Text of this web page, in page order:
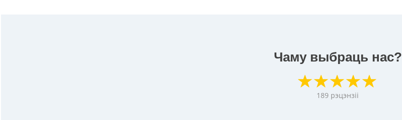
Чаму выбраць нас?
189 рэцэнзіі